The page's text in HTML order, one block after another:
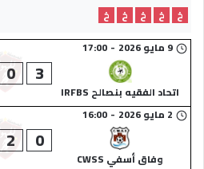
خ خ خ خ
خ
9 مايو 2026 -
17:00
اتحاد الفقيه بنصالح IRFBS
3
0
2 مايو 2026 -
16:00
وفاق أسفي CWSS
0
2